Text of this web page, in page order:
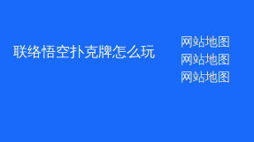
联络悟空扑克牌怎么玩
网站地图
网站地图
网站地图